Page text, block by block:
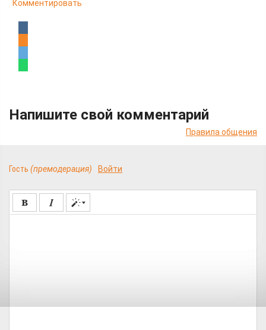
Комментировать
Напишите свой комментарий
Правила общения
Гость (премодерация) Войти